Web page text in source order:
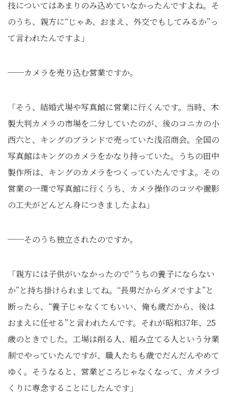
技についてはあまりのみ込めていなかったんですよね。そ
のうち、親方に“じゃあ、おまえ、外交でもしてみるか”っ
て言われたんですよ」
──カメラを売り込む営業ですか。
「そう、結婚式場や写真館に営業に行くんです。当時、木
製大判カメラの市場を二分していたのが、後のコニカの小
西六と、キングのブランドで売っていた浅沼商会。全国の
写真館はキングのカメラをかなり持っていた。うちの田中
製作所は、キングのカメラをつくっていたんですよ。その
営業の一環で写真館に行くうち、カメラ操作のコツや撮影
の工夫がどんどん身につきましたよね」
──そのうち独立されたのですか。
「親方には子供がいなかったので“うちの養子にならない
か”と持ち掛けられましてね。“長男だからダメですよ”と
断ったら、“養子じゃなくてもいい、俺も歳だから、後は
おまえに任せる”と言われたんです。それが昭和37年、25
歳のときでした。工場は削る人、組み立てる人という分業
制でやっていたんですが、職人たちも歳でだんだんやめて
ゆく。そうなると、営業どころじゃなくなって、カメラづ
くりに専念することにしたんです」